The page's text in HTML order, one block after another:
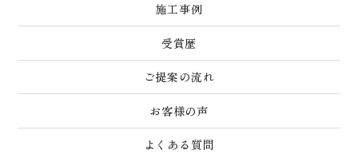
施工事例
受賞歴
ご提案の流れ
お客様の声
よくある質問